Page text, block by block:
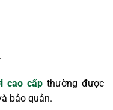
cao cấpthường được
bảo quản.